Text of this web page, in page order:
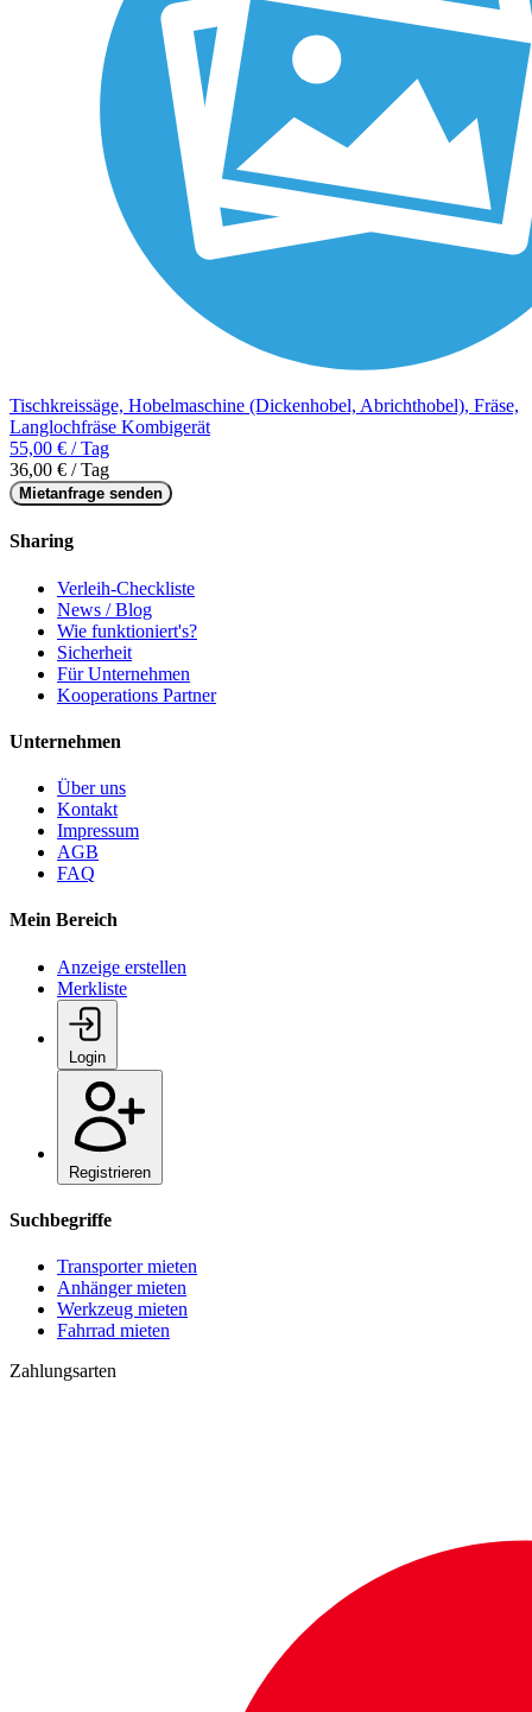
Tischkreissäge, Hobelmaschine (Dickenhobel, Abrichthobel), Fräse,
Langlochfräse Kombigerät
55,00 € / Tag
36,00 € / Tag
Mietanfrage senden
Sharing
Verleih-Checkliste
News / Blog
Wie funktioniert's?
Sicherheit
Für Unternehmen
Kooperations Partner
Unternehmen
Über uns
Kontakt
Impressum
AGB
FAQ
Mein Bereich
Anzeige erstellen
Merkliste
Login
Registrieren
Suchbegriffe
Transporter mieten
Anhänger mieten
Werkzeug mieten
Fahrrad mieten
Zahlungsarten